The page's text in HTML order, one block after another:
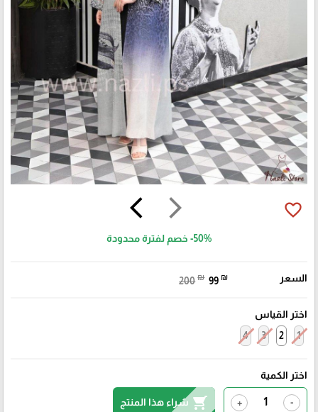
arrow_forward_ios
arrow_back_ios favorite_border
-50% خصم لفترة محدودة
السعر 200 ₪ 99 ₪
اختر القياس
1
2
3
4
اختر الكمية
-
+
shopping_cart شراء هذا المنتج